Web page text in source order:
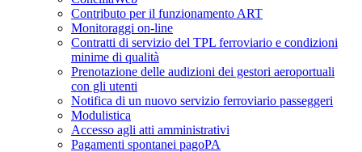
Contributo per il funzionamento ART
Monitoraggi on-line
Contratti di servizio del TPL ferroviario e condizioni
minime di qualità
Prenotazione delle audizioni dei gestori aeroportuali
con gli utenti
Notifica di un nuovo servizio ferroviario passeggeri
Modulistica
Accesso agli atti amministrativi
Pagamenti spontanei pagoPA